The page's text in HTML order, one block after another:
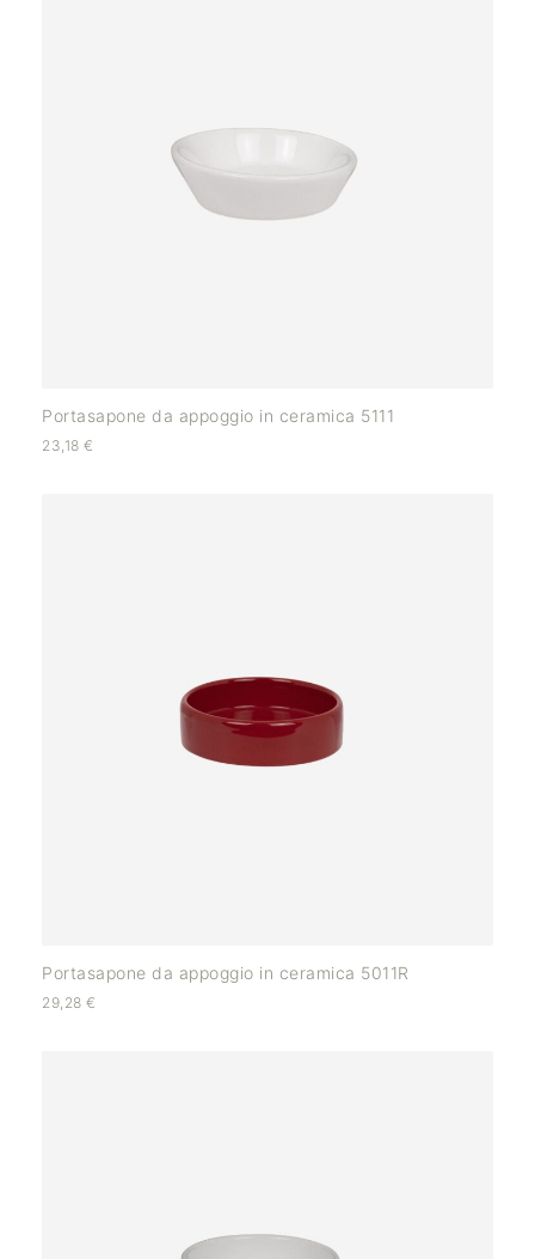
Portasapone da appoggio in ceramica 5111
23,18 €
Portasapone da appoggio in ceramica 5011R
29,28 €